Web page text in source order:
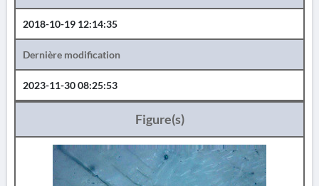
2018-10-19 12:14:35
Dernière modification
2023-11-30 08:25:53
Figure(s)